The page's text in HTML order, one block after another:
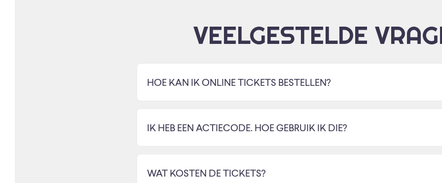
VEELGESTELDE
HOE KAN IK ONLINE TICKETS BESTELLEN?
IK HEB EEN ACTIECODE. HOE GEBRUIK IK DIE?
WAT KOSTEN DE TICKETS?